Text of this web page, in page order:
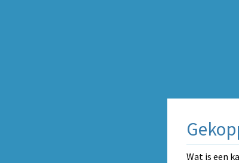
Wat is een